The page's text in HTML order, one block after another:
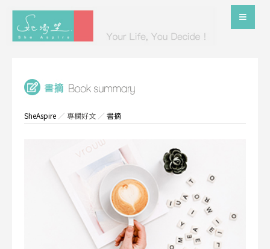
SheAspire ／專欄好文 ／書摘